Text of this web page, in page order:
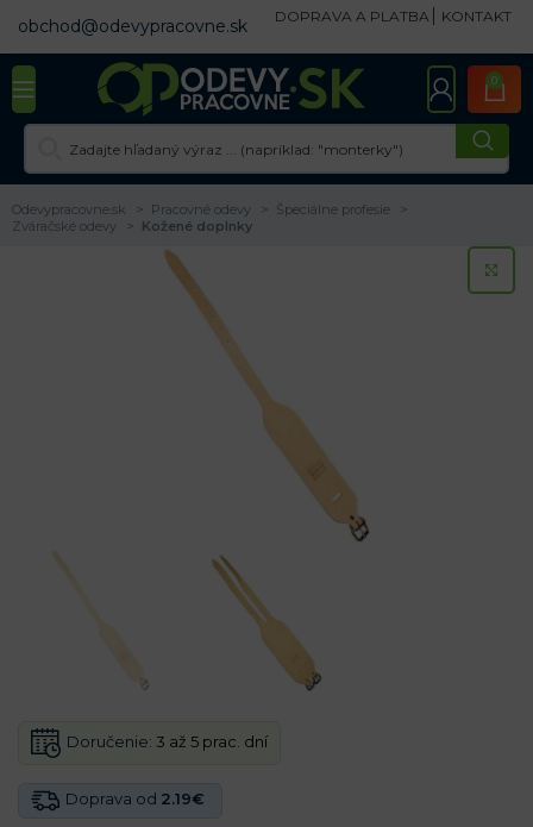
obchod@odevypracovne.sk DOPRAVA A PLATBA KONTAKT
0
Odevypracovne.sk Pracovné odevy
Špeciálne profesie
Zváračské odevy
Kožené doplnky
Doprava od 2.19€
Doručenie: 3 až 5 prac. dní